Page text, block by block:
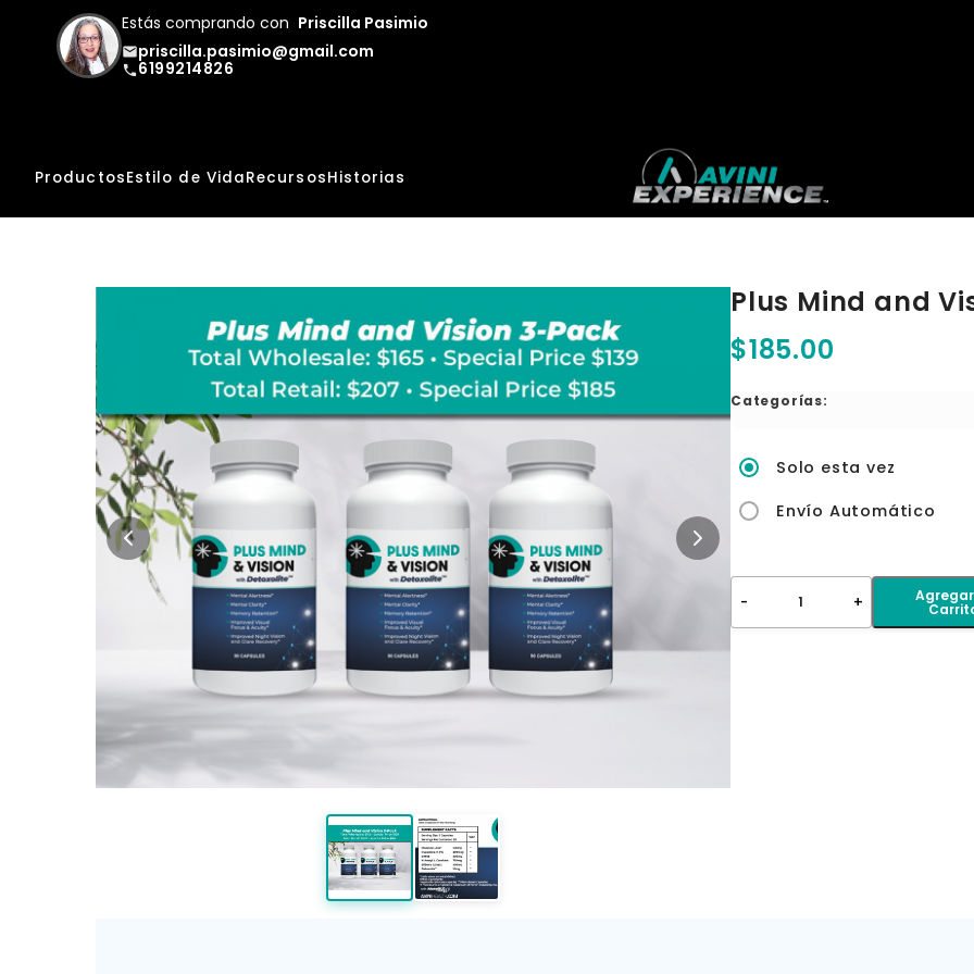
Estás comprando con Priscilla Pasimio
emailpriscilla.pasimio@gmail.com
phone6199214826
ProductosEstilo de VidaRecursosHistorias
Plus Mind and
$185.00
Categorías:
Solo esta vez
Envío Automático
- 1 +